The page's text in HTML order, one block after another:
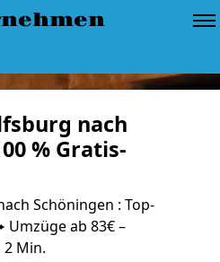
nach
% Gratis-
Schöningen : Top-
ab 83€ –
Min.